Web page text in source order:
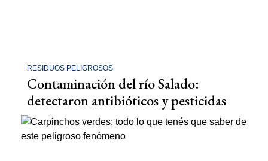
RESIDUOS PELIGROSOS
Contaminación del río Salado:
detectaron antibióticos y pesticidas